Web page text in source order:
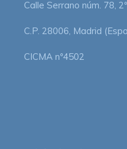
Calle Serrano núm. 78,
C.P. 28006, Madrid
CICMA nº4502